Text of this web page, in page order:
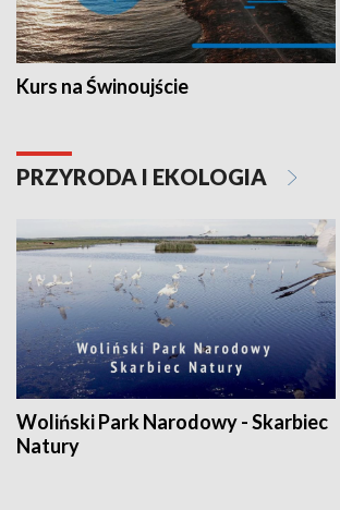
Kurs na Świnoujście
PRZYRODA I EKOLOGIA
Woliński Park Narodowy - Skarbiec
Natury